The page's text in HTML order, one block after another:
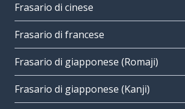
Frasario di cinese
Frasario di francese
Frasario di giapponese (Romaji)
Frasario di giapponese (Kanji)